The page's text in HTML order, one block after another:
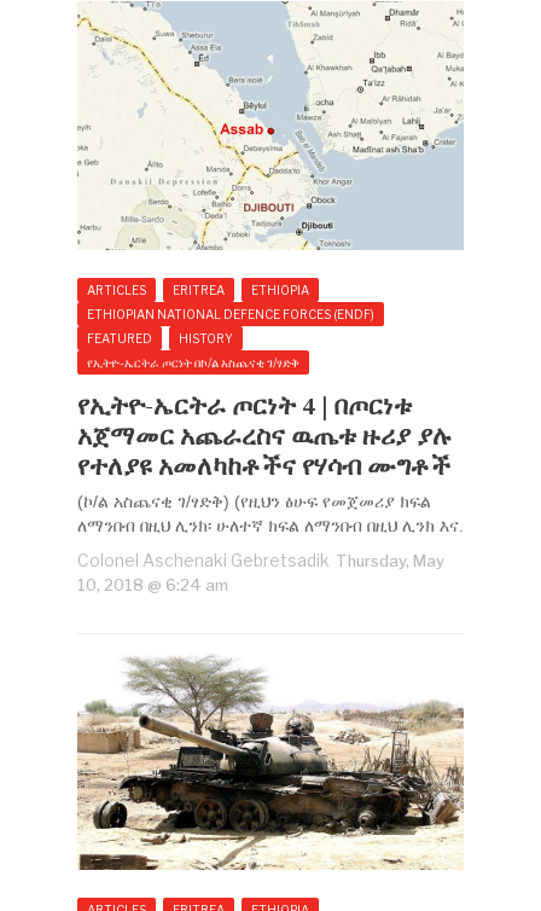
ARTICLES ERITREA
ETHIOPIA
ETHIOPIAN NATIONAL DEFENCE FORCES (ENDF)
FEATURED
HISTORY
የኢትዮ-ኤርትራ ጦርነት በኮ/ል አስጨናቂ ገ/ፃድቅ
የኢትዮ-ኤርትራ ጦርነት 4 | በጦርነቱ
አጀማመር አጨራረስና ዉጤቱ ዙሪያ ያሉ
የተለያዩ አመለካከቶችና የሃሳብ ሙግቶች
(ኮ/ል አስጨናቂ ገ/ፃድቅ) (የዚህን ፅሁፍ የመጀመሪያ ክፍል
ለማንበብ በዚህ ሊንክ፡ ሁለተኛ ክፍል ለማንበብ በዚህ ሊንክ እና.
Colonel Aschenaki Gebretsadik Thursday, May
10, 2018 @ 6:24 am